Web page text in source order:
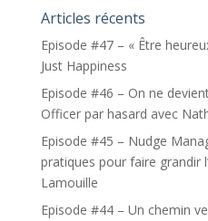
Articles récents
Episode #47 – « Être
Just Happiness
Episode #46 – On ne
Officer par hasard avec
Episode #45 – Nudge
pratiques pour faire grandir
Lamouille
Episode #44 – Un chemin